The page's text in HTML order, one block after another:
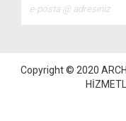
Copyright © 2020